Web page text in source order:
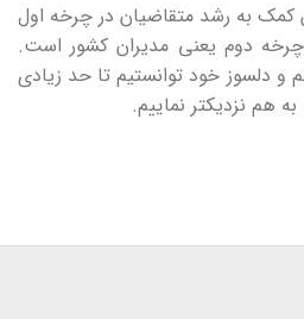
کمک به رشد متقاضیان در چرخه اول
دوم یعنی مدیران کشور است.
و دلسوز خود توانستیم تا حد زیادی
هم نزدیکتر نماییم.